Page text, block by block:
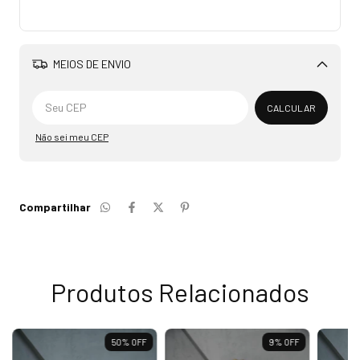
MEIOS DE ENVIO
Alterar CEP
CALCULAR
Não sei meu CEP
Compartilhar
Produtos Relacionados
50% OFF 9% OFF